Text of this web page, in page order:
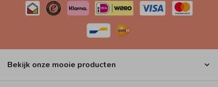
Bekijk onze mooie producten